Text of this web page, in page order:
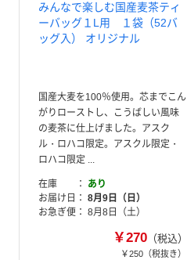
みんなで楽しむ国産麦茶ティ
ーバッグ１L用 １袋（52バ
ッグ入） オリジナル
国産大麦を100％使用。芯までこん
がりローストし、こうばしい風味
の麦茶に仕上げました。アスク
ル・ロハコ限定。アスクル限定・
ロハコ限定 ...
在庫
あり
お届け日
8月9日（日）
お急ぎ便
8月8日（土）
￥270（税込）
￥250（税抜き）